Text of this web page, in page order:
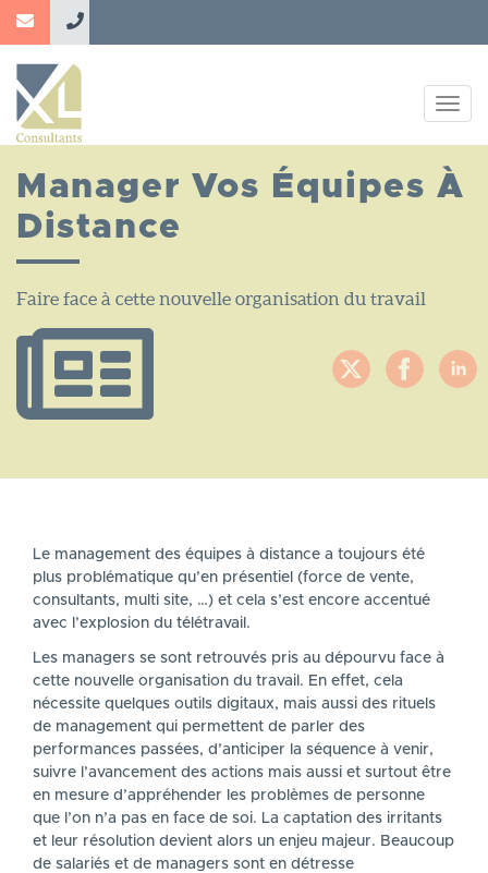
Aller
principal
Manager Vos Équipes À
Distance
Faire face à cette nouvelle organisation du travail
Le management des équipes à distance a toujours été
plus problématique qu’en présentiel (force de vente,
consultants, multi site, …) et cela s’est encore accentué
avec l’explosion du télétravail.
Les managers se sont retrouvés pris au dépourvu face à
cette nouvelle organisation du travail. En effet, cela
nécessite quelques outils digitaux, mais aussi des rituels
de management qui permettent de parler des
performances passées, d’anticiper la séquence à venir,
suivre l’avancement des actions mais aussi et surtout être
en mesure d’appréhender les problèmes de personne
que l’on n’a pas en face de soi. La captation des irritants
et leur résolution devient alors un enjeu majeur. Beaucoup
de salariés et de managers sont en détresse